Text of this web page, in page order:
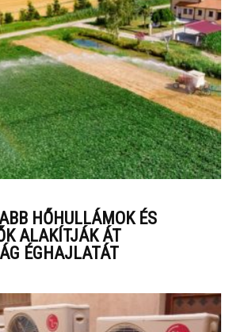
HŐHULLÁMOK ÉS
ALAKÍTJÁK ÁT
ÉGHAJLATÁT